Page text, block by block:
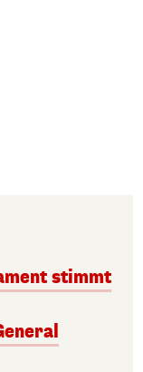
stimmt